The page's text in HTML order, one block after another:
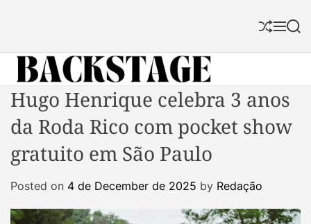
S
f
l
M S
c
h
B
a
c
s
t
g
Hugo Henrique celebra 3 anos
da Roda Rico com pocket show
gratuito em São Paulo
Posted on 4 de December de 2025 by Redação